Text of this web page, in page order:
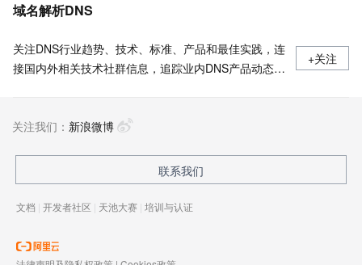
域名解析DNS
关注DNS行业趋势、技术、标准、产品和最佳实践，连
接国内外相关技术社群信息，追踪业内DNS产品动态，
+关注
关注我们： 新浪微博
联系我们
文档 | 开发者社区 | 天池大赛 | 培训与认证